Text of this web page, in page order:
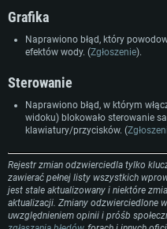
Połączenie sieciowe: Internet
Dysk twardy: 62.2 GB (pełny klient)
miesięcy) / podobna od AMD z
miesięcy) (minimalna
Połączenie sieciowe: Internet
Grafika
Naprawiono błąd, który
efektów wody. (Zgłoszenie).
Sterowanie
Naprawiono błąd, w którym
widoku) blokowało sterowanie
klawiatury/przycisków. (
Rejestr zmian odzwierciedla tylko
zawierać pełnej listy wszystkich
jest stale aktualizowany i niektóre
aktualizacji. Zmiany odzwierciedlone
uwzględnieniem opinii i próśb